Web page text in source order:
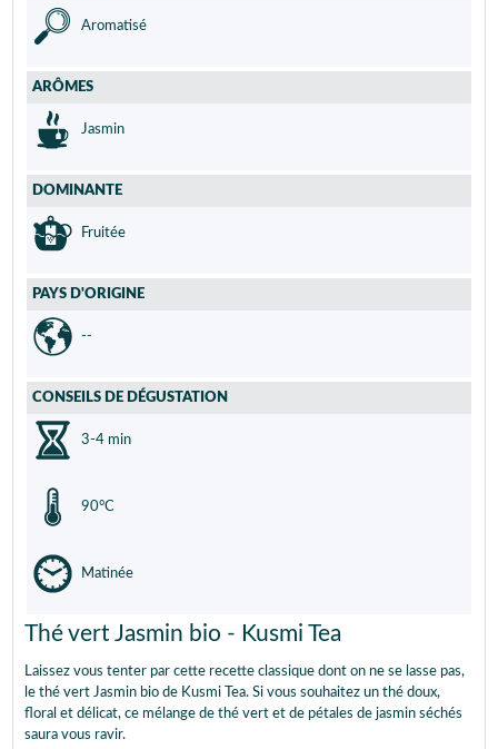
Aromatisé
ARÔMES
Jasmin
DOMINANTE
Fruitée
PAYS D'ORIGINE
--
CONSEILS DE DÉGUSTATION
3-4 min
90°C
Matinée
Thé vert Jasmin bio - Kusmi Tea
Laissez vous tenter par cette recette classique dont on ne se lasse pas,
le thé vert Jasmin bio de Kusmi Tea. Si vous souhaitez un thé doux,
floral et délicat, ce mélange de thé vert et de pétales de jasmin séchés
saura vous ravir.